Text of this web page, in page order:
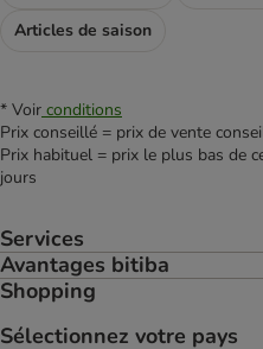
Articles de saison
* Voir conditions
Prix conseillé = prix de vente
Prix habituel = prix le plus bas de
jours
Services
Avantages bitiba
Shopping
Sélectionnez votre pays